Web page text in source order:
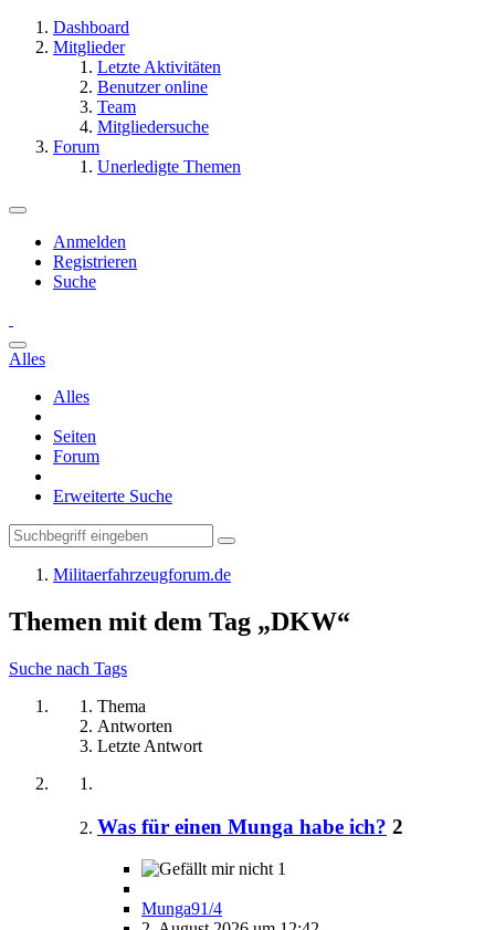
Dashboard
Mitglieder
Letzte Aktivitäten
Benutzer online
Team
Mitgliedersuche
Forum
Unerledigte Themen
Anmelden
Registrieren
Suche
Alles
Alles
Seiten
Forum
Erweiterte Suche
Militaerfahrzeugforum.de
Themen mit dem Tag „DKW“
Suche nach Tags
Thema
Antworten
Letzte Antwort
Was für einen Munga habe ich? 2
1
Munga91/4